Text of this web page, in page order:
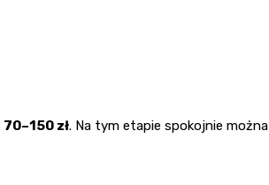
70–150 zł. Na tym etapie spokojnie można